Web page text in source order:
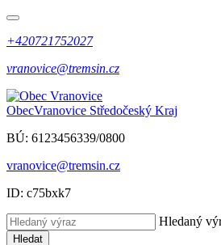
+420721752027
vranovice@tremsin.cz
ObecVranovice Středočeský Kraj
BÚ: 6123456339/0800
vranovice@tremsin.cz
ID: c75bxk7
Hledaný
Hledat